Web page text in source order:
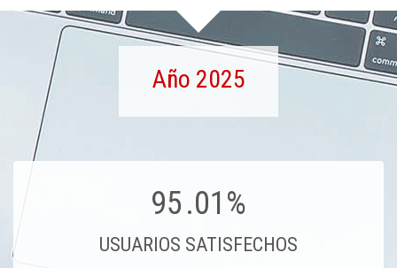
Año 2025
95.01%
USUARIOS SATISFECHOS